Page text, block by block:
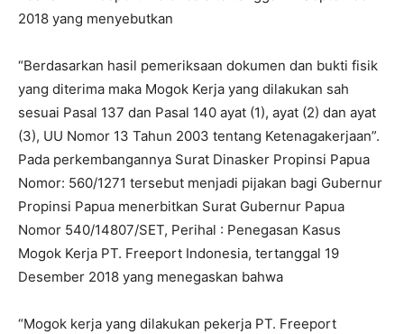
2018 yang menyebutkan
“Berdasarkan hasil pemeriksaan dokumen dan bukti fisik
yang diterima maka Mogok Kerja yang dilakukan sah
sesuai Pasal 137 dan Pasal 140 ayat (1), ayat (2) dan ayat
(3), UU Nomor 13 Tahun 2003 tentang Ketenagakerjaan”.
Pada perkembangannya Surat Dinasker Propinsi Papua
Nomor: 560/1271 tersebut menjadi pijakan bagi Gubernur
Propinsi Papua menerbitkan Surat Gubernur Papua
Nomor 540/14807/SET, Perihal : Penegasan Kasus
Mogok Kerja PT. Freeport Indonesia, tertanggal 19
Desember 2018 yang menegaskan bahwa
“Mogok kerja yang dilakukan pekerja PT. Freeport